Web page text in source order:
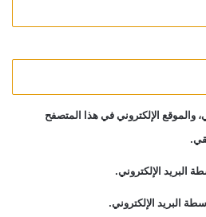
والموقع الإلكتروني في هذا المتصفح
البريد الإلكتروني.
البريد الإلكتروني.